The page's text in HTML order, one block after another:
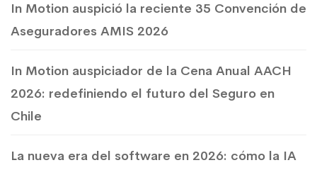
In Motion auspició la reciente 35 Convención de
Aseguradores AMIS 2026
In Motion auspiciador de la Cena Anual AACH
2026: redefiniendo el futuro del Seguro en
Chile
La nueva era del software en 2026: cómo la IA